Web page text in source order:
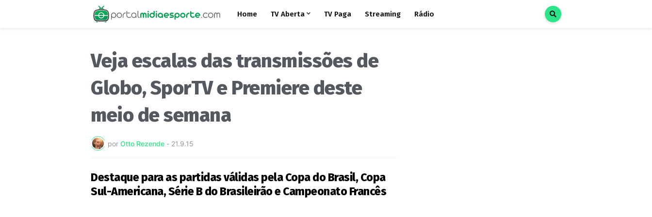
Home TV Aberta TV Paga Streaming Rádio
Veja escalas das transmissões de
Globo, SporTV e Premiere deste
meio de semana
por Otto Rezende - 21.9.15
Destaque para as partidas válidas pela Copa do Brasil, Copa
Sul-Americana, Série B do Brasileirão e Campeonato Francês